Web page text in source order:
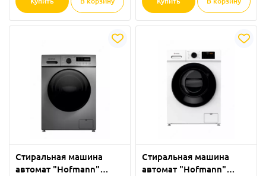
Стиральная машина
автомат "Hofmann"
Стиральная машина
автомат "Hofmann"